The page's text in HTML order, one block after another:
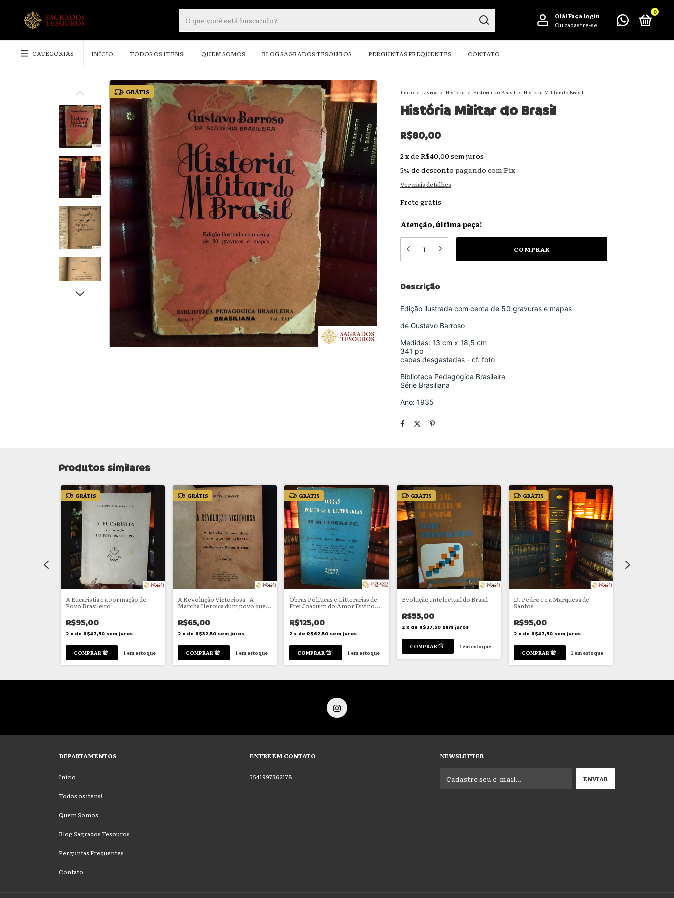
Olá!Faça login
Ou cadastre-se
0
CATEGORIAS INÍCIO TODOS OS ITENS! QUEM SOMOS BLOG SAGRADOS TESOUROS PERGUNTAS FREQUENTES CONTATO
GRÁTIS Início > Livros > História > História do Brasil > História Militar do Brasil
História Militar do Brasil
R$80,00
2xde R$40,00 sem juros
5% de desconto pagando com Pix
Ver mais detalhes
Frete grátis
Atenção, última peça!
Descrição
Edição ilustrada com cerca de 50 gravuras e mapas
de Gustavo Barroso
Medidas: 13 cm x 18,5 cm
341 pp
capas desgastadas - cf. foto
Biblioteca Pedagógica Brasileira
Série Brasiliana
Ano: 1935
Produtos similares
GRÁTIS
A Eucaristia e a Formação do
Povo Brasileiro
R$95,00
2 x de R$47,50 sem juros
1em estoque
GRÁTIS
A Revolução Victoriosa - A
Marcha Heroica dum povo que
se liberta (Subsídios para a
História do Brasil)
R$65,00
2 x de R$32,50 sem juros
1em estoque
GRÁTIS
Obras Políticas e Litterarias de
Frei Joaquim do Amor Divino
R$125,00
2 x de R$62,50 sem juros
1 em estoque
GRÁTIS
Evolução Intelectual do Brasil
R$55,00
2 x de R$27,50 sem juros
1 em estoque
GRÁTIS
D. Pedro I e a Marquesa de
Santos
R$95,00
2 x de R$47,50 sem juros
1 em estoque
DEPARTAMENTOS
Início
Todos os itens!
Quem Somos
Blog Sagrados Tesouros
Perguntas Frequentes
Contato
ENTRE EM CONTATO
5541997362178
NEWSLETTER